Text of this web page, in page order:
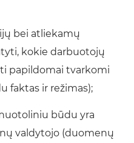
bei atliekamų
kokie darbuotojų
papildomai tvarkomi
faktas ir režimas);
būdu yra
valdytojo (duomenų